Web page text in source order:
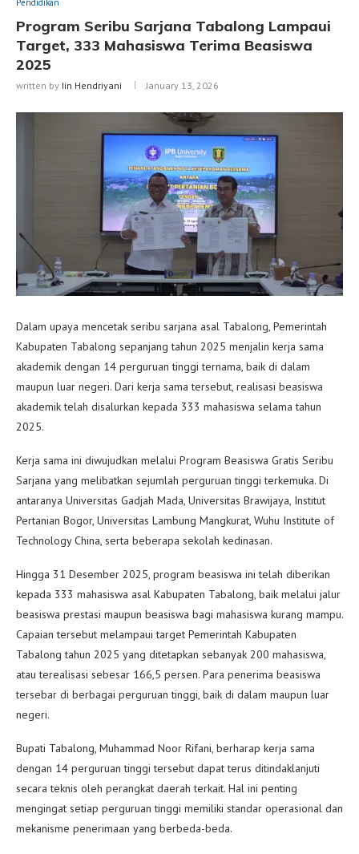
Pendidikan
Program Seribu Sarjana Tabalong Lampaui
Target, 333 Mahasiswa Terima Beasiswa
2025
written by Iin Hendriyani January 13, 2026
Dalam upaya mencetak seribu sarjana asal Tabalong, Pemerintah
Kabupaten Tabalong sepanjang tahun 2025 menjalin kerja sama
akademik dengan 14 perguruan tinggi ternama, baik di dalam
maupun luar negeri. Dari kerja sama tersebut, realisasi beasiswa
akademik telah disalurkan kepada 333 mahasiswa selama tahun
2025.
Kerja sama ini diwujudkan melalui Program Beasiswa Gratis Seribu
Sarjana yang melibatkan sejumlah perguruan tinggi terkemuka. Di
antaranya Universitas Gadjah Mada, Universitas Brawijaya, Institut
Pertanian Bogor, Universitas Lambung Mangkurat, Wuhu Institute of
Technology China, serta beberapa sekolah kedinasan.
Hingga 31 Desember 2025, program beasiswa ini telah diberikan
kepada 333 mahasiswa asal Kabupaten Tabalong, baik melalui jalur
beasiswa prestasi maupun beasiswa bagi mahasiswa kurang mampu.
Capaian tersebut melampaui target Pemerintah Kabupaten
Tabalong tahun 2025 yang ditetapkan sebanyak 200 mahasiswa,
atau terealisasi sebesar 166,5 persen. Para penerima beasiswa
tersebar di berbagai perguruan tinggi, baik di dalam maupun luar
negeri.
Bupati Tabalong, Muhammad Noor Rifani, berharap kerja sama
dengan 14 perguruan tinggi tersebut dapat terus ditindaklanjuti
secara teknis oleh perangkat daerah terkait. Hal ini penting
mengingat setiap perguruan tinggi memiliki standar operasional dan
mekanisme penerimaan yang berbeda-beda.